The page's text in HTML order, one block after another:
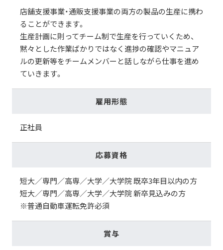
店舗支援事業・通販支援事業の両方の製品の生産に携わ
ることができます。
生産計画に則ってチーム制で生産を行っていくため、
黙々とした作業ばかりではなく進捗の確認やマニュア
ルの更新等をチームメンバーと話しながら仕事を進め
ていきます。
雇用形態
正社員
応募資格
短大／専門／高専／大学／大学院 既卒3年目以内の方
短大／専門／高専／大学／大学院 新卒見込みの方
※普通自動車運転免許必須
賞与